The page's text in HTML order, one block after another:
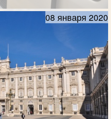
08 января 2020